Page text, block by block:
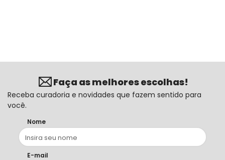
Faça as melhores escolhas!
Receba curadoria e novidades que fazem sentido para
você.
Nome
E-mail